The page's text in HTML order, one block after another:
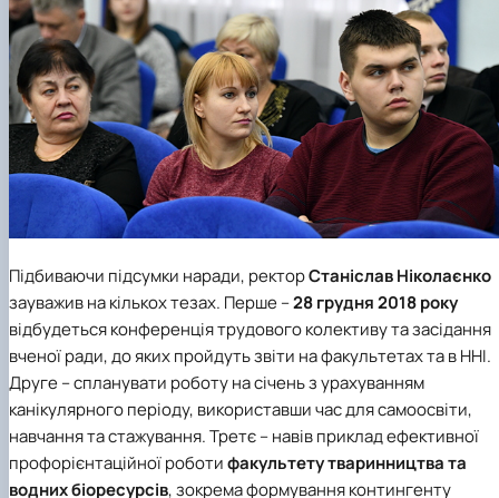
Підбиваючи підсумки наради, ректорСтаніслав Ніколаєнко
зауважив на кількох тезах. Перше –28 грудня 2018 року
відбудеться конференція трудового колективу та засідання
вченої ради, до яких пройдуть звіти на факультетах та в ННІ.
Друге – спланувати роботу на січень з урахуванням
канікулярного періоду, використавши час для самоосвіти,
навчання та стажування. Третє – навів приклад ефективної
профорієнтаційної роботифакультету тваринництва та
водних біоресурсів, зокрема формування контингенту